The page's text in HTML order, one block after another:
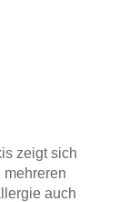
zeigt sich
mehreren
auch